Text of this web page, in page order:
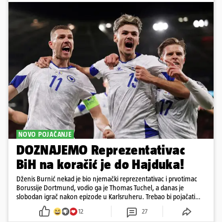
NOVO POJAČANJE
DOZNAJEMO Reprezentativac
BiH na koračić je do Hajduka!
Dženis Burnić nekad je bio njemački reprezentativac i prvotimac
Borussije Dortmund, vodio ga je Thomas Tuchel, a danas je
slobodan igrač nakon epizode u Karlsruheru. Trebao bi pojačati
konkurenciju u veznom redu
12 27